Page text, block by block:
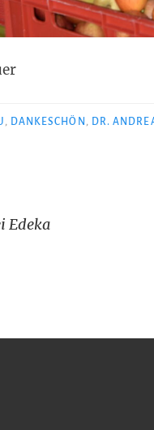
, DANKESCHÖN , DR.
Edeka